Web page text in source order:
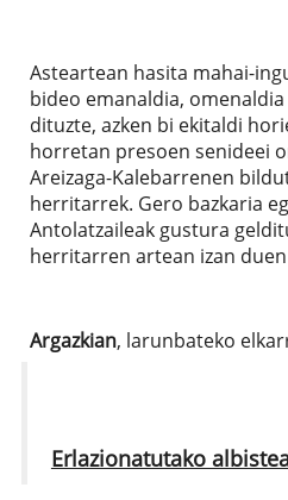
Asteartean hasita mahai-
bideo emanaldia,
dituzte, azken bi ekitaldi
horretan presoen senideei
Areizaga-Kalebarrenen
herritarrek. Gero bazkaria
Antolatzaileak gustura
herritarren artean izan
Argazkian, larunbateko
Erlazionatutako